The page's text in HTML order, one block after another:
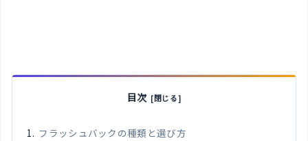
目次
フラッシュバックの種類と選び方